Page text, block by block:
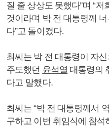
질 줄 상상도 못했다”며 “
것이라며 박 전 대통령께
다”고 돌이켰다.
최씨는 박 전 대통령이 자
주도했던 윤석열 대통령의
다고 말했다.
최씨는 “박 전 대통령께서
구하고 이번 취임식에 참